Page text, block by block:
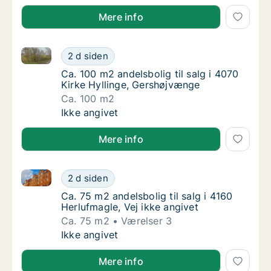
Mere info
Ca. 100 m2 andelsbolig til salg i 4070
2 d siden
Ca. 100 m2 andelsbolig til salg i 4070 Kirke
Ca. 100 m2 andelsbolig til salg i 4070
Ca. 100 m2 andelsbolig til salg i 4070
Kirke Hyllinge, Gershøjvænge
Ca. 100 m2
Ca. 100 m2 andelsbolig til salg i 4070
Ikke angivet
Mere info
Ca. 75 m2 andelsbolig til salg i 4160
2 d siden
Ca. 75 m2 andelsbolig til salg i 4160 Herlufmagle,
Ca. 75 m2 andelsbolig til salg i 4160
Ca. 75 m2 andelsbolig til salg i 4160
Herlufmagle, Vej ikke angivet
Ca. 75 m2
Værelser 3
Ca. 75 m2 andelsbolig til salg i 4160
Ikke angivet
Mere info